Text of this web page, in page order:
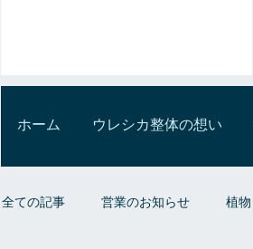
ホーム ウレシカ整体の想い
全ての記事 営業のお知らせ 植物